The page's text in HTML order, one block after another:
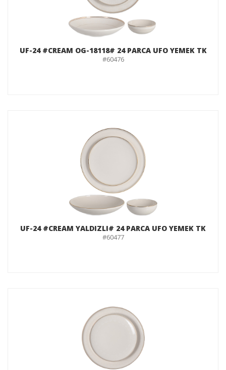
UF-24 #CREAM OG-18118# 24 PARCA UFO YEMEK TK
#60476
UF-24 #CREAM YALDIZLI# 24 PARCA UFO YEMEK TK
#60477